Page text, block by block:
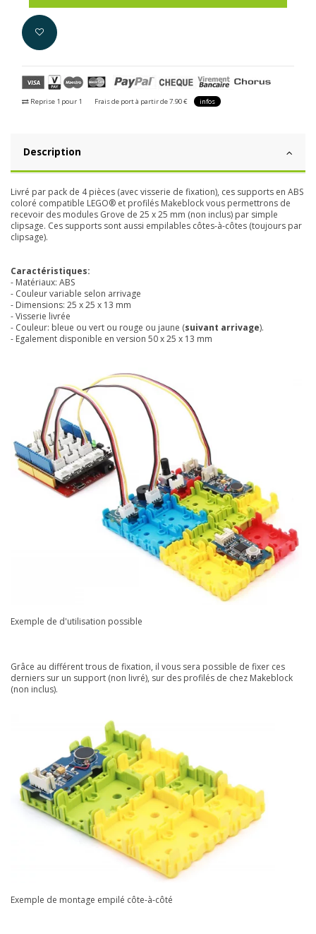
Reprise 1 pour 1 Frais de port à partir de 7.90 € infos
Description
Livré par pack de 4 pièces (avec visserie de fixation), ces supports en ABS
coloré compatible LEGO® et profilés Makeblock vous permettrons de
recevoir des modules Grove de 25 x 25 mm (non inclus) par simple
clipsage. Ces supports sont aussi empilables côtes-à-côtes (toujours par
clipsage).
Caractéristiques:
- Matériaux: ABS
- Couleur variable selon arrivage
- Dimensions: 25 x 25 x 13 mm
- Visserie livrée
- Couleur: bleue ou vert ou rouge ou jaune (suivant arrivage).
- Egalement disponible en version 50 x 25 x 13 mm
Exemple de d'utilisation possible
Grâce au différent trous de fixation, il vous sera possible de fixer ces
derniers sur un support (non livré), sur des profilés de chez Makeblock
(non inclus).
Exemple de montage empilé côte-à-côté